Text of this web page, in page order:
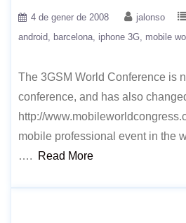
4 de gener de 2008 jalonso
android
barcelona iphone 3G mobile
The 3GSM World Conference is
conference, and has also
http://
mobile professional event in the
….
Read More